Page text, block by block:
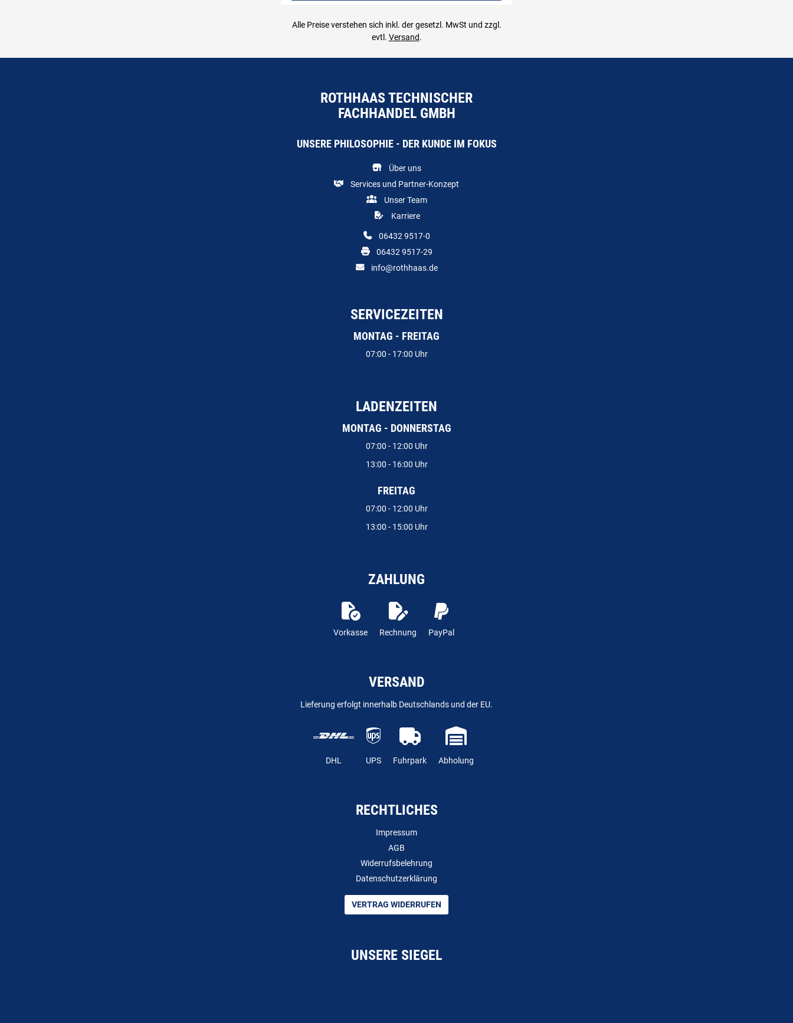
Alle Preise verstehen sich inkl. der gesetzl. MwSt und zzgl.
evtl. Versand.
ROTHHAAS TECHNISCHER
FACHHANDEL GMBH
UNSERE PHILOSOPHIE - DER KUNDE IM FOKUS
Über uns
Services und Partner-Konzept
Unser Team
Karriere
06432 9517-0
06432 9517-29
info@rothhaas.de
SERVICEZEITEN
MONTAG - FREITAG
07:00 - 17:00 Uhr
LADENZEITEN
MONTAG - DONNERSTAG
07:00 - 12:00 Uhr
13:00 - 16:00 Uhr
FREITAG
07:00 - 12:00 Uhr
13:00 - 15:00 Uhr
ZAHLUNG
Vorkasse Rechnung PayPal
VERSAND
Lieferung erfolgt innerhalb Deutschlands und der EU.
DHL UPS Fuhrpark Abholung
RECHTLICHES
Impressum
AGB
Widerrufsbelehrung
Datenschutzerklärung
VERTRAG WIDERRUFEN
UNSERE SIEGEL